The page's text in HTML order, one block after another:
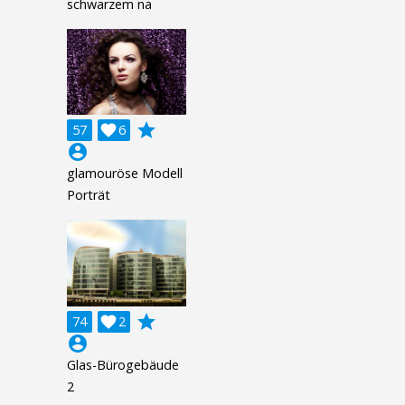
schwarzem na
57 6

grade
account_circle
glamouröse Modell
Porträt
74 2

grade
account_circle
Glas-Bürogebäude
2